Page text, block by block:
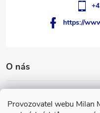
Provozovatel webu Milan
O nás
https://